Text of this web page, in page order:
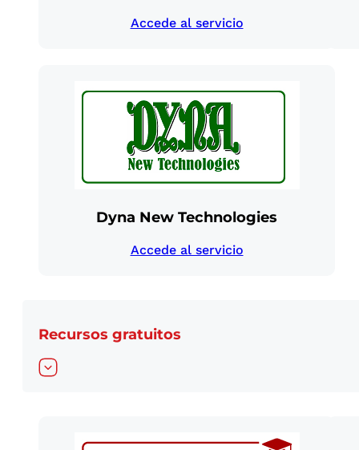
Accede al servicio
Dyna New Technologies
Accede al servicio
Recursos gratuitos